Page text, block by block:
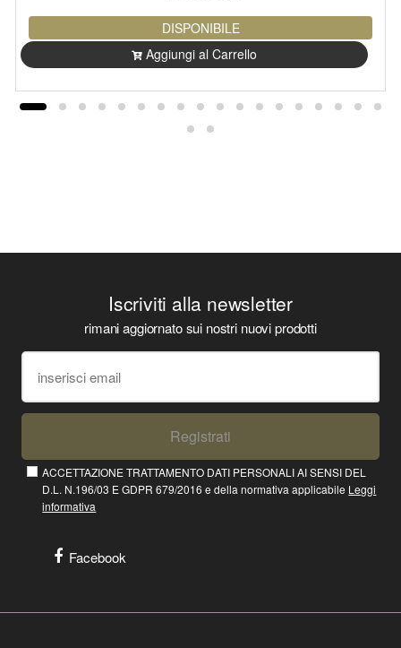
DISPONIBILE
Aggiungi al Carrello
Iscriviti alla newsletter
rimani aggiornato sui nostri nuovi prodotti
Registrati
ACCETTAZIONE TRATTAMENTO DATI PERSONALI AI SENSI DEL
D.L. N.196/03 E GDPR 679/2016 e della normativa applicabile Leggi
informativa
Facebook